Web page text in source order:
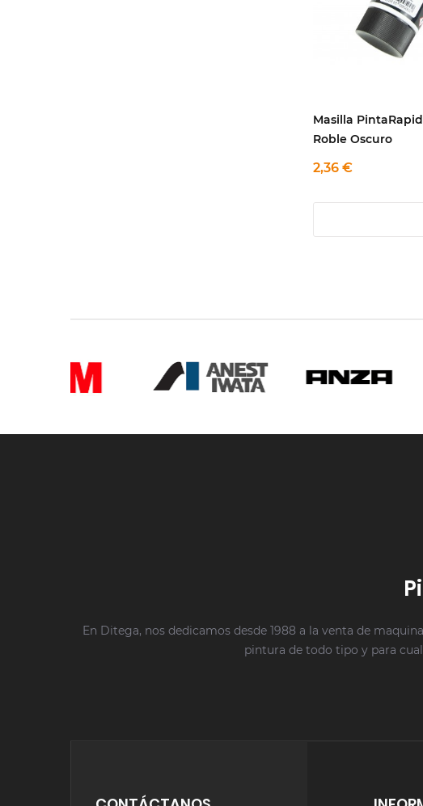
Masilla PintaRapid
Roble Oscuro
2,36 €
En Ditega, nos dedicamos desde 1988 a la venta de
pintura de todo tipo y para